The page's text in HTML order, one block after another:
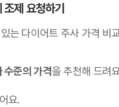
제 요청하기
는 다이어트 주사 가격 비
준의 가격을 추천해 드려
요.